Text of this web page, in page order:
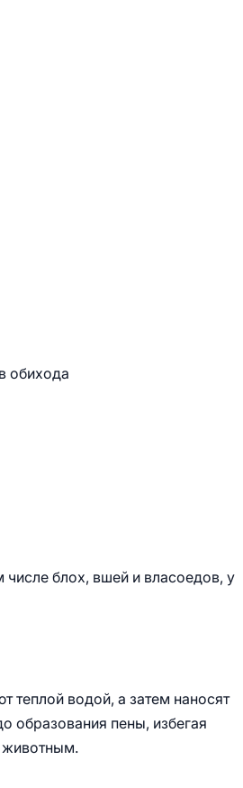
обихода
блох, вшей и власоедов, у
теплой водой, а затем наносят
образования пены, избегая
животным.